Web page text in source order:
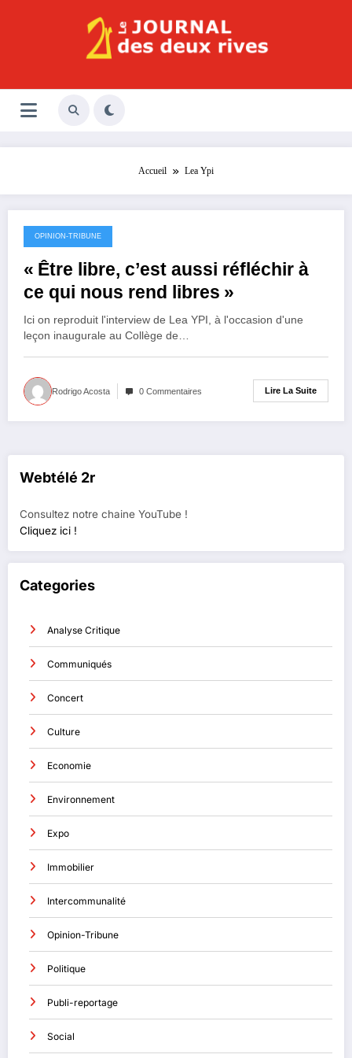
Le Journal des Deux Rives
Accueil Lea Ypi
27 janvier 2026
OPINION-TRIBUNE
« Être libre, c’est aussi réfléchir à
ce qui nous rend libres »
Ici on reproduit l'interview de Lea YPI, à l'occasion d'une
leçon inaugurale au Collège de…
Rodrigo Acosta 0 Commentaires Lire La Suite
Webtélé 2r
Consultez notre chaine YouTube !
Cliquez ici !
Categories
Analyse Critique
Communiqués
Concert
Culture
Economie
Environnement
Expo
Immobilier
Intercommunalité
Opinion-Tribune
Politique
Publi-reportage
Social